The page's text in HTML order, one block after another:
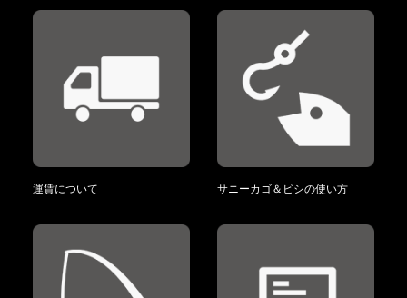
運賃について サニーカゴ＆ビシの使い方